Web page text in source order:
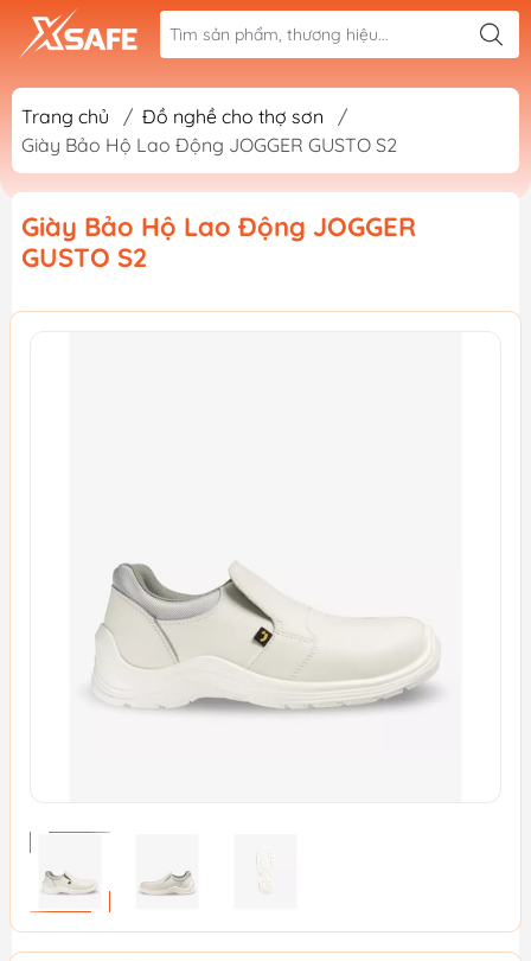
Trang chủ / Đồ nghề cho thợ sơn
/
Giày Bảo Hộ Lao Động JOGGER GUSTO S2
Giày Bảo Hộ Lao Động JOGGER
GUSTO S2